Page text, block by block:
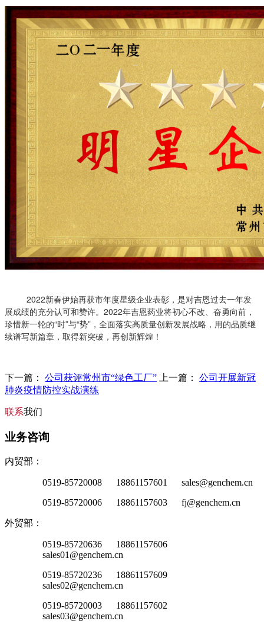
2022新春伊始再获市年度星级企业表彰，是对吉恩过去一年发
展成绩的充分认可和赞许。2022年吉恩药业将初心不改、奋勇向前，
珍惜新一轮的“时”与“势”，全面落实高质量创新发展战略，用的品质继
续谱写新篇章，取得新突破，再创新辉煌！
下一篇： 公司获评常州市“绿色工厂” 上一篇： 公司开展新冠
肺炎疫情防控实战演练
联系我们
业务咨询
内贸部：
0519-85720008 18861157601 sales@genchem.cn
0519-85720006 18861157603 fj@genchem.cn
外贸部：
0519-85720636 18861157606
sales01@genchem.cn
0519-85720236 18861157609
sales02@genchem.cn
0519-85720003 18861157602
sales03@genchem.cn